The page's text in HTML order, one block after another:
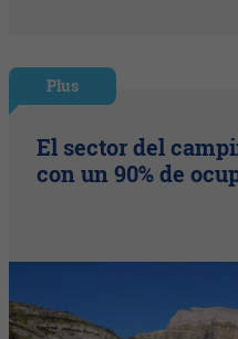
Plus
El sector del
con un 90% de